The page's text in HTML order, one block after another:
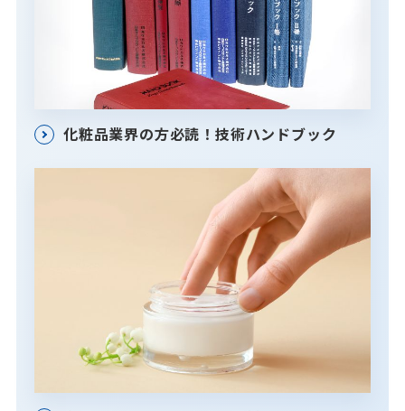
化粧品業界の方必読！技術ハンドブック